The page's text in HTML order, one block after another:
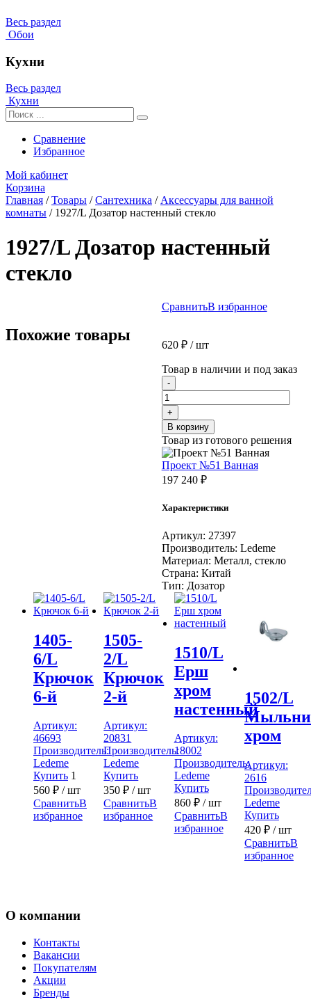
Весь раздел
Обои
Кухни
Весь раздел
Кухни
Сравнение
Избранное
Мой кабинет
Корзина
Главная /Товары /Сантехника /Аксессуары для ванной
комнаты / 1927/L Дозатор настенный стекло
1927/L Дозатор настенный
стекло
СравнитьВ избранное
620 ₽/ шт
Товар в наличии и под заказ
- Количество
товара
1927/L
Дозатор
настенный
стекло
+
В корзину
Товар из готового решения
Проект №51 Ванная
197 240 ₽
Характеристики
Артикул: 27397
Производитель: Ledeme
Материал: Металл, стекло
Страна: Китай
Тип: Дозатор
Похожие товары
1405-
6/L
Крючок
6-й
Артикул:
46693
Производитель:
Ledeme
Купить 1
560 ₽ / шт
СравнитьВ
избранное
1505-
2/L
Крючок
2-й
Артикул:
20831
Производитель:
Ledeme
Купить
350₽ / шт
СравнитьВ
избранное
1510/L
Ерш
хром
настенный
Артикул:
18002
Производитель:
Ledeme
Купить
860 ₽/ шт
СравнитьВ
избранное
1502/L
хром
Артикул:
2616
Ledeme
Купить
420 ₽/ шт
СравнитьВ
избранное
О компании
Контакты
Вакансии
Покупателям
Акции
Бренды